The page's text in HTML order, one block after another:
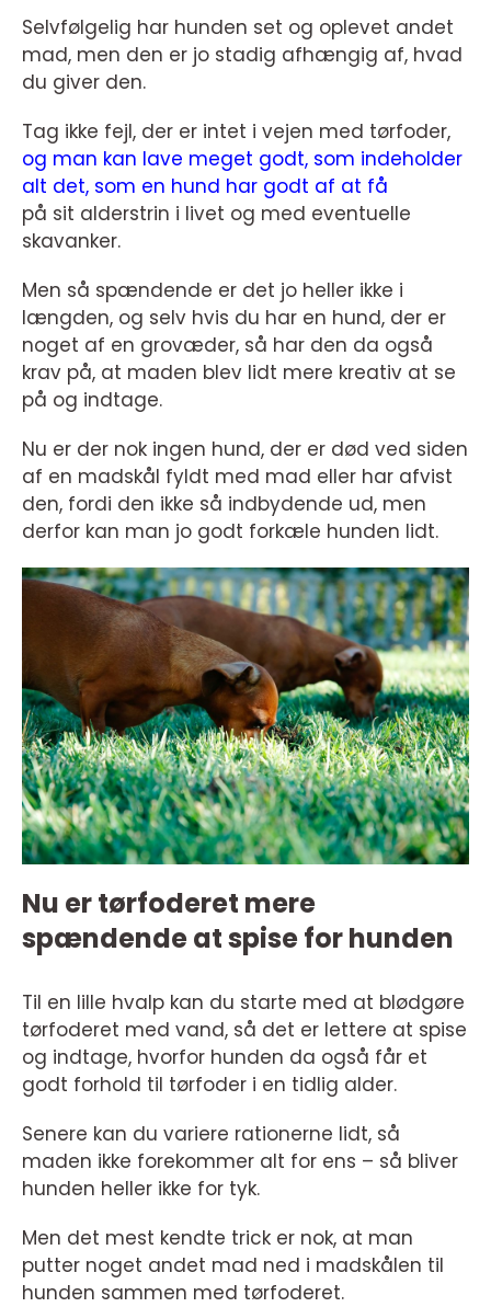
Selvfølgelig har hunden set og oplevet andet
mad, men den er jo stadig afhængig af, hvad
du giver den.
Tag ikke fejl, der er intet i vejen med tørfoder,
og man kan lave meget godt, som indeholder
alt det, som en hund har godt af at få
på sit alderstrin i livet og med eventuelle
skavanker.
Men så spændende er det jo heller ikke i
længden, og selv hvis du har en hund, der er
noget af en grovæder, så har den da også
krav på, at maden blev lidt mere kreativ at se
på og indtage.
Nu er der nok ingen hund, der er død ved siden
af en madskål fyldt med mad eller har afvist
den, fordi den ikke så indbydende ud, men
derfor kan man jo godt forkæle hunden lidt.
Nu er tørfoderet mere
spændende at spise for hunden
Til en lille hvalp kan du starte med at blødgøre
tørfoderet med vand, så det er lettere at spise
og indtage, hvorfor hunden da også får et
godt forhold til tørfoder i en tidlig alder.
Senere kan du variere rationerne lidt, så
maden ikke forekommer alt for ens – så bliver
hunden heller ikke for tyk.
Men det mest kendte trick er nok, at man
putter noget andet mad ned i madskålen til
hunden sammen med tørfoderet.